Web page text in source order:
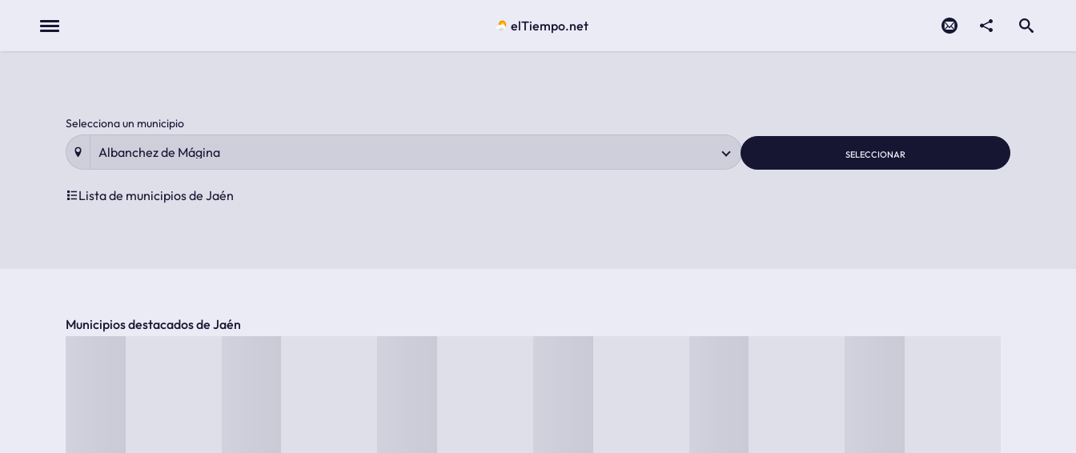
Menu elTiempo.net
Selecciona un municipio
Lista de municipios de Jaén
Municipios destacados de Jaén